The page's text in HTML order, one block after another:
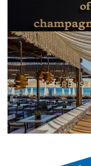
Elections 2023
Γλώσσα
Ελληνικά English